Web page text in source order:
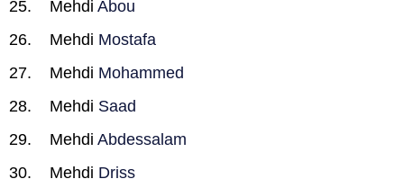
Mehdi Abou
Mehdi Mostafa
Mehdi Mohammed
Mehdi Saad
Mehdi Abdessalam
Mehdi Driss